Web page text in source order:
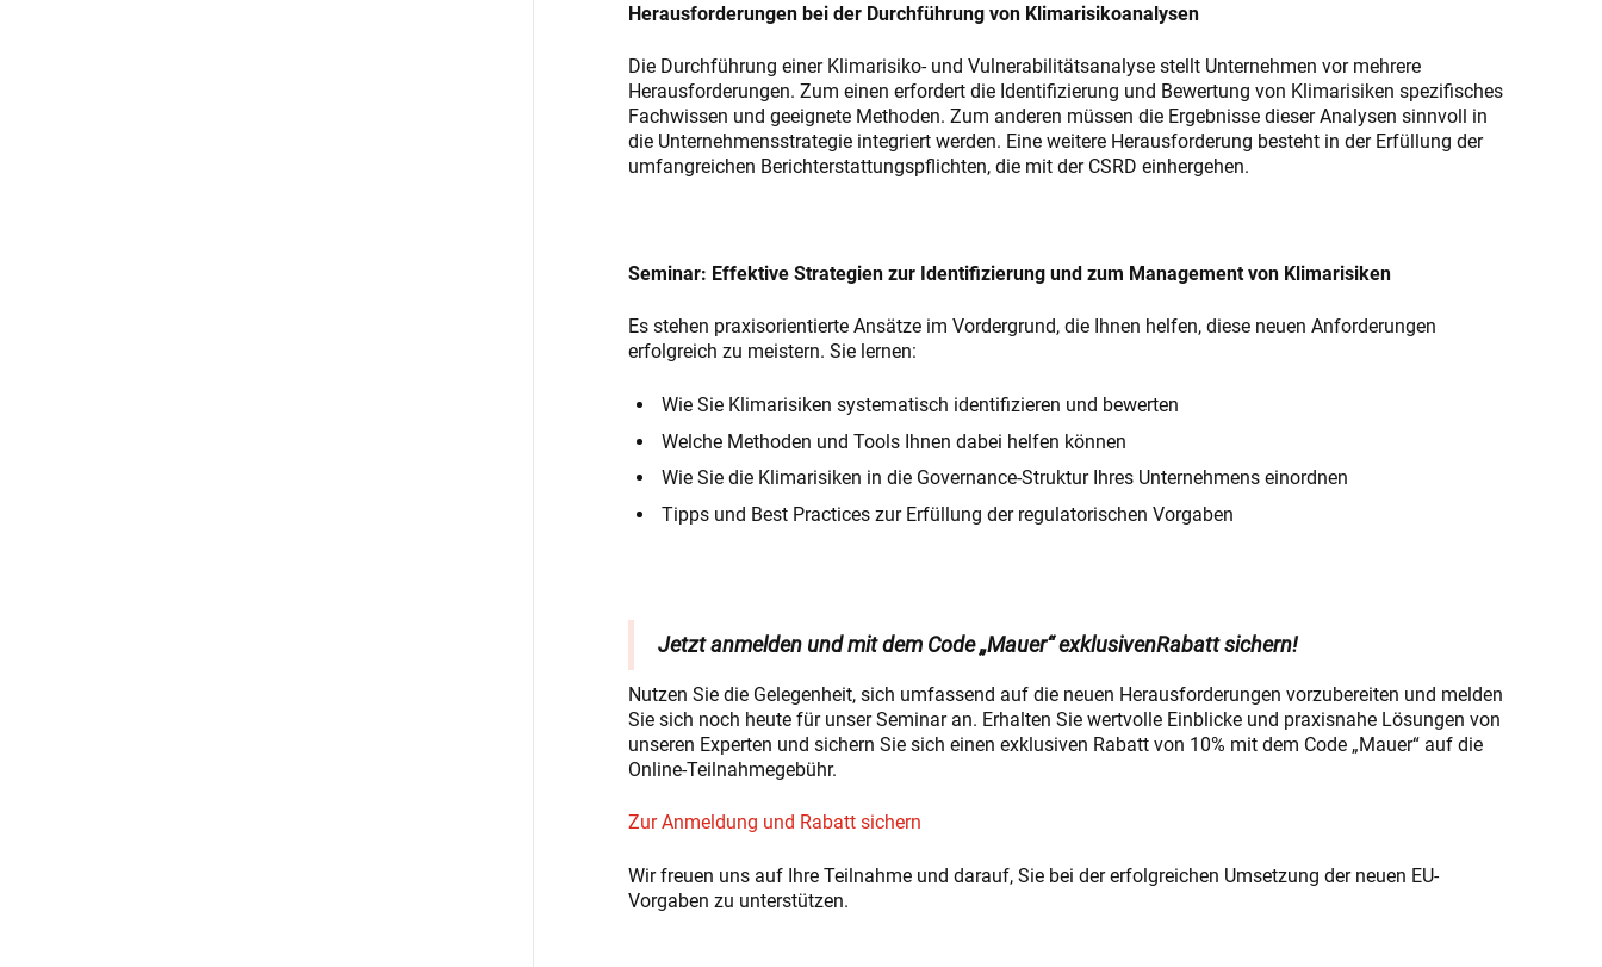
Herausforderungen bei der Durchführung von Klimarisikoanalysen
Die Durchführung einer Klimarisiko- und Vulnerabilitätsanalyse stellt Unternehmen vor mehrere
Herausforderungen. Zum einen erfordert die Identifizierung und Bewertung von Klimarisiken spezifisches
Fachwissen und geeignete Methoden. Zum anderen müssen die Ergebnisse dieser Analysen sinnvoll in
die Unternehmensstrategie integriert werden. Eine weitere Herausforderung besteht in der Erfüllung der
umfangreichen Berichterstattungspflichten, die mit der CSRD einhergehen.
Seminar: Effektive Strategien zur Identifizierung und zum Management von Klimarisiken
Es stehen praxisorientierte Ansätze im Vordergrund, die Ihnen helfen, diese neuen Anforderungen
erfolgreich zu meistern. Sie lernen:
Wie Sie Klimarisiken systematisch identifizieren und bewerten
Welche Methoden und Tools Ihnen dabei helfen können
Wie Sie die Klimarisiken in die Governance-Struktur Ihres Unternehmens einordnen
Tipps und Best Practices zur Erfüllung der regulatorischen Vorgaben
Jetzt anmelden und mit dem Code „Mauer“ exklusivenRabatt sichern!
Nutzen Sie die Gelegenheit, sich umfassend auf die neuen Herausforderungen vorzubereiten und melden
Sie sich noch heute für unser Seminar an. Erhalten Sie wertvolle Einblicke und praxisnahe Lösungen von
unseren Experten und sichern Sie sich einen exklusiven Rabatt von 10% mit dem Code „Mauer“ auf die
Online-Teilnahmegebühr.
Zur Anmeldung und Rabatt sichern
Wir freuen uns auf Ihre Teilnahme und darauf, Sie bei der erfolgreichen Umsetzung der neuen EU-
Vorgaben zu unterstützen.